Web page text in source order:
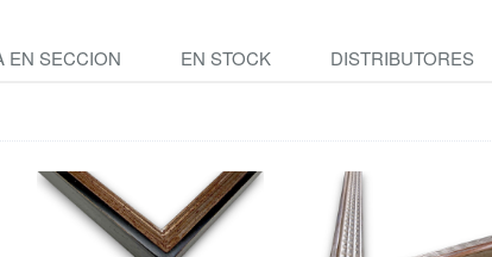
EN SECCION EN STOCK DISTRIBUTORES